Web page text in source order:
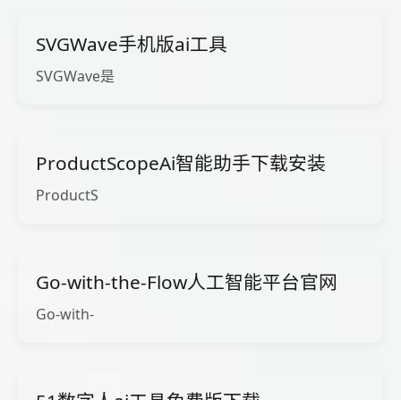
SVGWave手机版ai工具
SVGWave是
ProductScopeAi智能助手下载安装
ProductS
Go-with-the-Flow人工智能平台官网
Go-with-